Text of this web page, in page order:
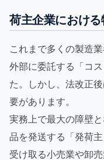
荷主企業におけ
これまで多くの製造
外部に委託する「コ
た。しかし、法改正
要があります。
実務上で最大の障壁
品を発送する「発荷
受け取る小売業や卸